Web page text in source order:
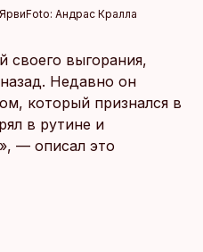
Foto: Андрас Кралла
своего выгорания,
Недавно он
который признался в
в рутине и
— описал это